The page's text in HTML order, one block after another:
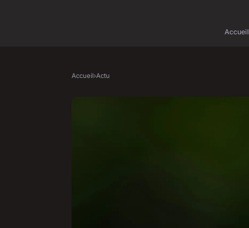
Accueil
Accueil›Actu